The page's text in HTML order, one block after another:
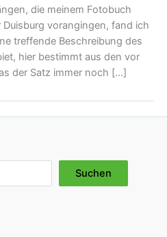
die meinem Fotobuch
vorangingen, fand ich
treffende Beschreibung des
hier bestimmt aus den vor
der Satz immer noch […]
Suchen